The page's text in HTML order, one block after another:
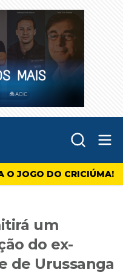
O JOGO DO CRICIÚMA!
um
do ex-
de Urussanga